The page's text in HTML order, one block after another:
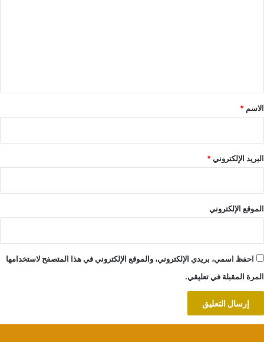
*
الاسم *
البريد الإلكتروني*
الموقع الإلكتروني
احفظ اسمي، بريدي الإلكتروني، والموقع الإلكتروني في هذا المتصفح لاستخدامها
المرة المقبلة في تعليقي.